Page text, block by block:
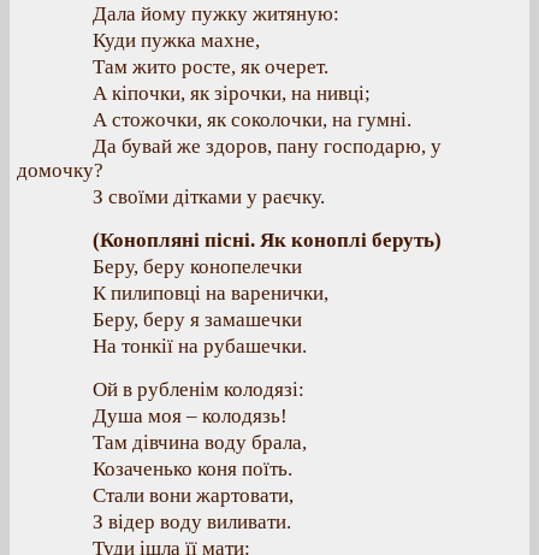
Дала йому пужку житяную:
Куди пужка махне,
Там жито росте, як очерет.
А кіпочки, як зірочки, на нивці;
А стожочки, як соколочки, на гумні.
Да бувай же здоров, пану господарю, у
домочку?
З своїми дітками у раєчку.
(Конопляні пісні. Як коноплі беруть)
Беру, беру конопелечки
К пилиповці на варенички,
Беру, беру я замашечки
На тонкії на рубашечки.
Ой в рубленім колодязі:
Душа моя – колодязь!
Там дівчина воду брала,
Козаченько коня поїть.
Стали вони жартовати,
З відер воду виливати.
Туди ішла її мати: